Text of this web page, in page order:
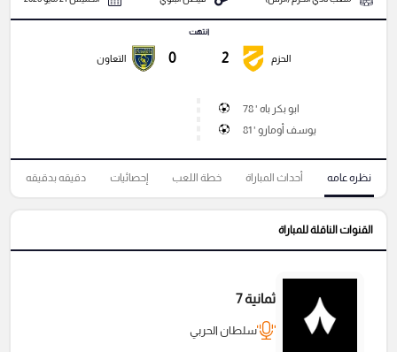
الحزم 2
انتهت
0 التعاون
ابو بكر باه ' 78
يوسف أومارو ' 81
نظره عامه أحداث المباراة خطة اللعب إحصائيات دقيقه بدقيقه
القنوات الناقلة للمباراة
ثمانية 7
سلطان الحربي